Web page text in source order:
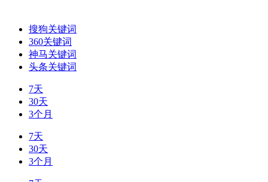
搜狗关键词
360关键词
神马关键词
头条关键词
7天
30天
3个月
7天
30天
3个月